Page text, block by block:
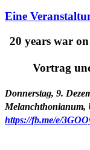
Eine
20 years war
Vortrag
Donnerstag, 9.
Melanchthonianum,
https://fb.me/e/